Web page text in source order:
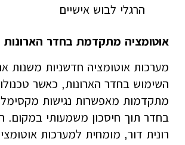
הרגלי לבוש אישיים
אוטומציה מתקדמת בחדר הארונות
מערכות אוטומציה חדשניות משנות
השימוש בחדר הארונות, כאשר
מתקדמות מאפשרות נגישות
בחדר תוך חיסכון משמעותי במקום.
רונית דור, מומחית למערכות